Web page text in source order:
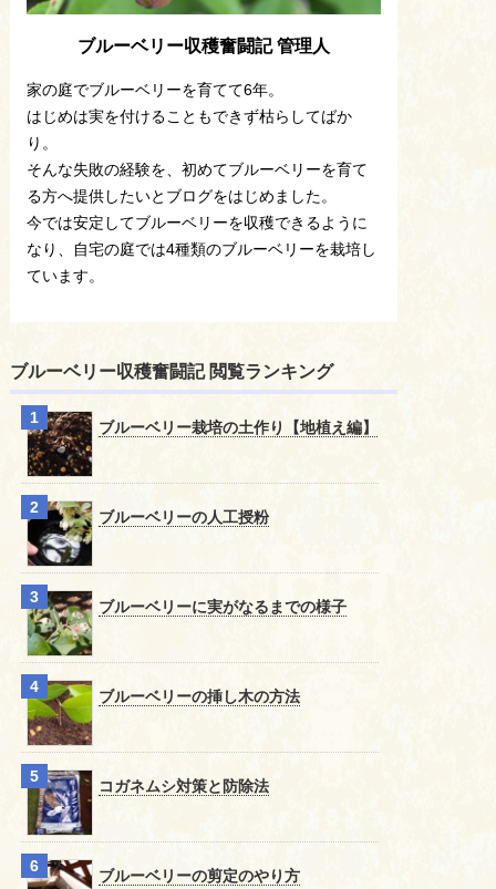
ブルーベリー収穫奮闘記 管理人
家の庭でブルーベリーを育てて6年。
はじめは実を付けることもできず枯らしてばか
り。
そんな失敗の経験を、初めてブルーベリーを育て
る方へ提供したいとブログをはじめました。
今では安定してブルーベリーを収穫できるように
なり、自宅の庭では4種類のブルーベリーを栽培し
ています。
ブルーベリー収穫奮闘記 閲覧ランキング
ブルーベリー栽培の土作り【地植え編】
ブルーベリーの人工授粉
ブルーベリーに実がなるまでの様子
ブルーベリーの挿し木の方法
コガネムシ対策と防除法
ブルーベリーの剪定のやり方